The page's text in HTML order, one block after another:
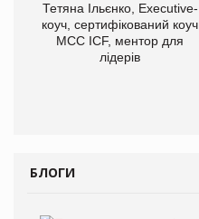
Тетяна Ільєнко, Executive-
коуч, сертифікований коуч
МСС ICF, ментор для
лідерів
БЛОГИ